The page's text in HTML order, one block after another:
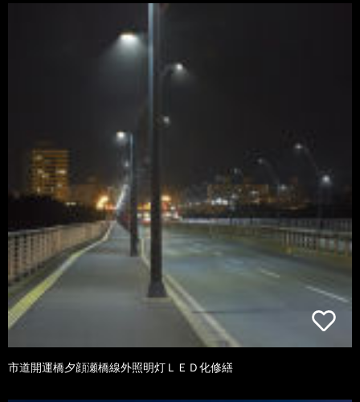
市道開運橋夕顔瀬橋線外照明灯ＬＥＤ化修繕